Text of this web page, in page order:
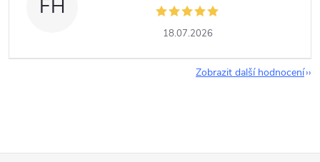
FH
18.07.2026
Zobrazit další hodnocení